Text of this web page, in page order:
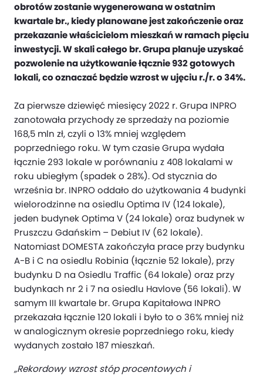
obrotów zostanie wygenerowana w ostatnim
kwartale br., kiedy planowane jest zakończenie oraz
przekazanie właścicielom mieszkań w ramach pięciu
inwestycji. W skali całego br. Grupa planuje uzyskać
pozwolenie na użytkowanie łącznie 932 gotowych
lokali, co oznaczać będzie wzrost w ujęciu r./r. o 34%.
Za pierwsze dziewięć miesięcy 2022 r. Grupa INPRO
zanotowała przychody ze sprzedaży na poziomie
168,5 mln zł, czyli o 13% mniej względem
poprzedniego roku. W tym czasie Grupa wydała
łącznie 293 lokale w porównaniu z 408 lokalami w
roku ubiegłym (spadek o 28%). Od stycznia do
września br. INPRO oddało do użytkowania 4 budynki
wielorodzinne na osiedlu Optima IV (124 lokale),
jeden budynek Optima V (24 lokale) oraz budynek w
Pruszczu Gdańskim – Debiut IV (62 lokale).
Natomiast DOMESTA zakończyła prace przy budynku
A-B i C na osiedlu Robinia (łącznie 52 lokale), przy
budynku D na Osiedlu Traffic (64 lokale) oraz przy
budynkach nr 2 i 7 na osiedlu Havlove (56 lokali). W
samym III kwartale br. Grupa Kapitałowa INPRO
przekazała łącznie 120 lokali i było to o 36% mniej niż
w analogicznym okresie poprzedniego roku, kiedy
wydanych zostało 187 mieszkań.
„Rekordowy wzrost stóp procentowych i